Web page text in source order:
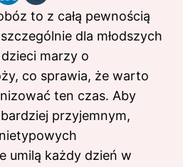
to z całą pewnością
dla młodszych
marzy o
co sprawia, że warto
ten czas. Aby
przyjemnym,
umilą każdy dzień w